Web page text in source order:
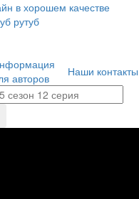
авторов
Наши контакты